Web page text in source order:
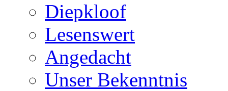
Diepkloof
Lesenswert
Angedacht
Unser Bekenntnis